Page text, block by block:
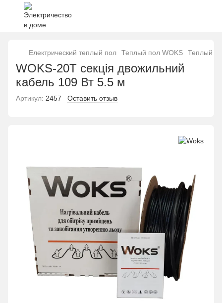
Електрический теплый пол Теплый пол WOKS Теплый
WOKS-20T секція двожильний
кабель 109 Вт 5.5 м
Артикул: 2457 Оставить отзыв